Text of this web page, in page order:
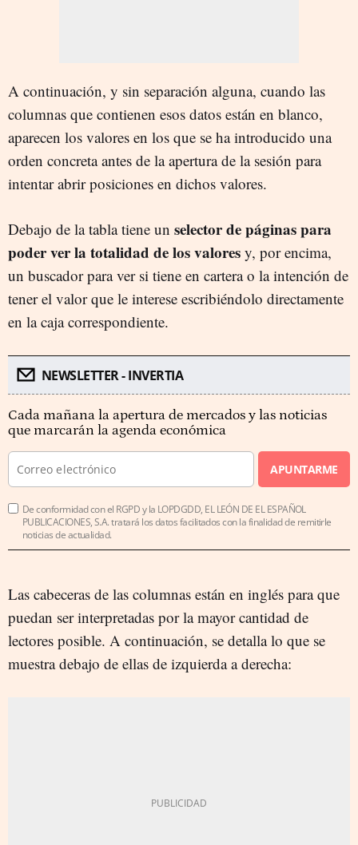
A continuación, y sin separación alguna, cuando las
columnas que contienen esos datos están en blanco,
aparecen los valores en los que se ha introducido una
orden concreta antes de la apertura de la sesión para
intentar abrir posiciones en dichos valores.
Debajo de la tabla tiene un selector de páginas para
poder ver la totalidad de los valores y, por encima,
un buscador para ver si tiene en cartera o la intención de
tener el valor que le interese escribiéndolo directamente
en la caja correspondiente.
NEWSLETTER - INVERTIA
Cada mañana la apertura de mercados y las noticias
que marcarán la agenda económica
APUNTARME
De conformidad con el RGPD y la LOPDGDD, EL LEÓN DE EL ESPAÑOL
PUBLICACIONES, S.A. tratará los datos facilitados con la finalidad de remitirle
noticias de actualidad.
Las cabeceras de las columnas están en inglés para que
puedan ser interpretadas por la mayor cantidad de
lectores posible. A continuación, se detalla lo que se
muestra debajo de ellas de izquierda a derecha: